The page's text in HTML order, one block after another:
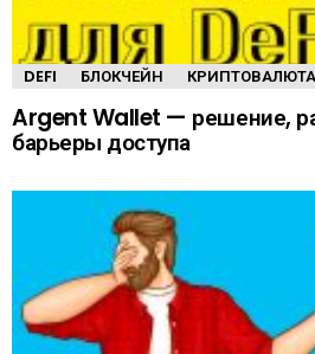
DEFI БЛОКЧЕЙН КРИПТОВАЛЮТА
Argent Wallet — решение,
барьеры доступа